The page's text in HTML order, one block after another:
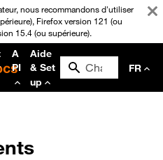
nous recommandons d'utiliser
Firefox version 121 (ou
15.4 (ou supérieure).
A
PI
Aide
& Set
up
FR